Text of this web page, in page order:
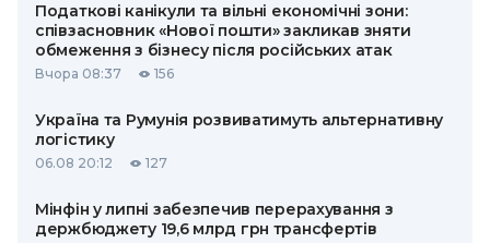
Податкові канікули та вільні економічні зони:
співзасновник «Нової пошти» закликав зняти
обмеження з бізнесу після російських атак
Вчора 08:37 156
Україна та Румунія розвиватимуть альтернативну
логістику
06.08 20:12 127
Мінфін у липні забезпечив перерахування з
держбюджету 19,6 млрд грн трансфертів